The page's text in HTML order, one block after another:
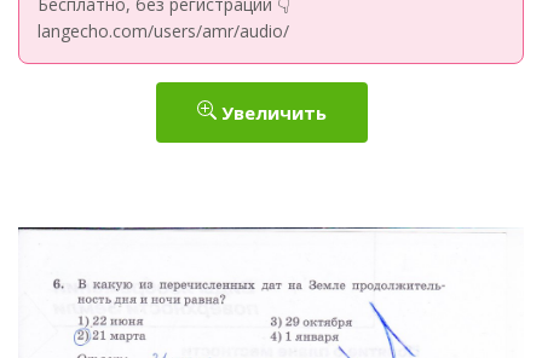
langecho.com/users/amr/audio/
Увеличить